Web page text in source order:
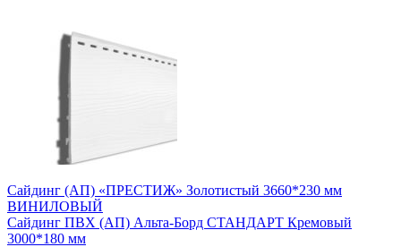
Сайдинг (АП) «ПРЕСТИЖ» Золотистый 3660*230 мм
ВИНИЛОВЫЙ
Сайдинг ПВХ (АП) Альта-Борд СТАНДАРТ Кремовый
3000*180 мм